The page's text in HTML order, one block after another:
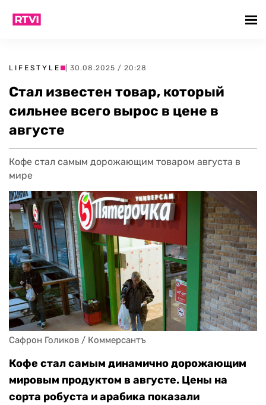
LIFESTYLE | 30.08.2025 / 20:28
Стал известен товар, который
сильнее всего вырос в цене в
августе
Кофе стал самым дорожающим товаром августа в
мире
Сафрон Голиков / Коммерсантъ
Кофе стал самым динамично дорожающим
мировым продуктом в августе. Цены на
сорта робуста и арабика показали